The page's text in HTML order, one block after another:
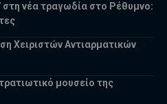
νέα τραγωδία στο Ρέθυμνο:
Χειριστών Αντιαρματικών
μουσείο της